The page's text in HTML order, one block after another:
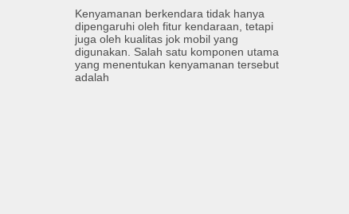
Kenyamanan berkendara tidak hanya
dipengaruhi oleh fitur kendaraan, tetapi
juga oleh kualitas jok mobil yang
digunakan. Salah satu komponen utama
yang menentukan kenyamanan tersebut
adalah